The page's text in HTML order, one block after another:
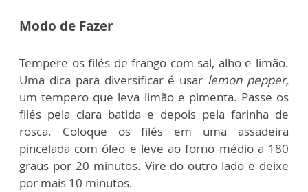
Modo de Fazer
Tempere os filés de frango com sal, alho e limão.
Uma dica para diversificar é usar lemon pepper,
um tempero que leva limão e pimenta. Passe os
filés pela clara batida e depois pela farinha de
rosca. Coloque os filés em uma assadeira
pincelada com óleo e leve ao forno médio a 180
graus por 20 minutos. Vire do outro lado e deixe
por mais 10 minutos.